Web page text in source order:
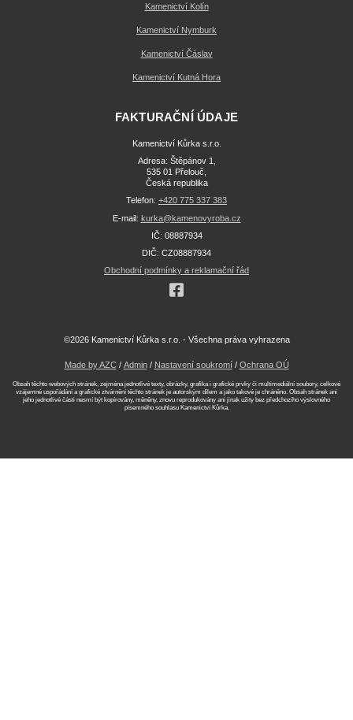
Kamenictví Kolín
Kamenictví Nymburk
Kamenictví Čáslav
Kamenictví Kutná Hora
FAKTURAČNÍ ÚDAJE
Kamenictví Kůrka s.r.o.
Adresa: Štěpánov 1,
535 01 Přelouč,
Česká republika
Telefon: +420 775 337 383
E-mail: kurka@kamenovyroba.cz
IČ: 08887934
DIČ: CZ08887934
Obchodní podmínky a reklamační řád
©2026 Kamenictví Kůrka s.r.o. - Všechna práva vyhrazena
Made by AZC/ Admin/ Nastavení soukromí/ Ochrana OÚ
Obsah těchto webových stránek, zejména jednotlivé texty, obrázky, grafika i grafické prvky či multimediální soubory, celkové
vzájemné uspořádání a grafické ztvárnění těchto stránek je autorským dílem a jako takové je chráněno. Obsah stránek ani
jeho jednotlivé části nesmí být kopírovány, měněny, znovu reprodukovány ani jinak užity bez předchozího výslovného
písemného souhlasu Kamenictví Kůrka.